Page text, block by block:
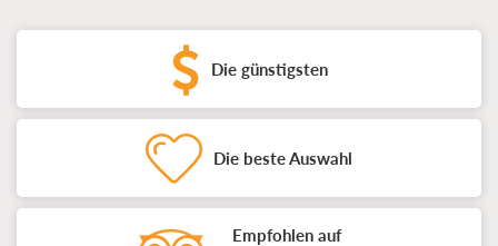
Die günstigsten
Die beste Auswahl
Empfohlen auf